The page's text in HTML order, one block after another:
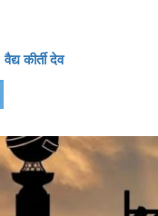
वैद्य कीर्ती देव